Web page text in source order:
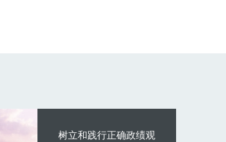
树立和践行正确政绩观